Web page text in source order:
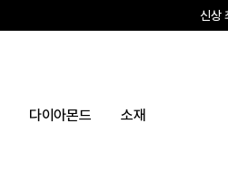
앱 설
다이아몬드 소재